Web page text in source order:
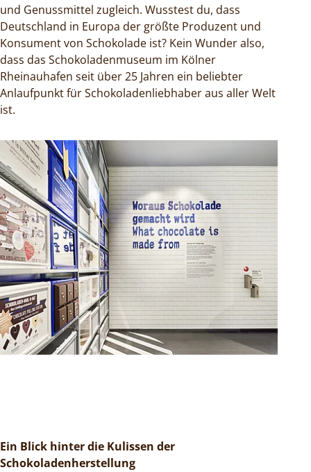
und Genussmittel zugleich. Wusstest du, dass
Deutschland in Europa der größte Produzent und
Konsument von Schokolade ist? Kein Wunder also,
dass das Schokoladenmuseum im Kölner
Rheinauhafen seit über 25 Jahren ein beliebter
Anlaufpunkt für Schokoladenliebhaber aus aller Welt
ist.
Ein Blick hinter die Kulissen der
Schokoladenherstellung